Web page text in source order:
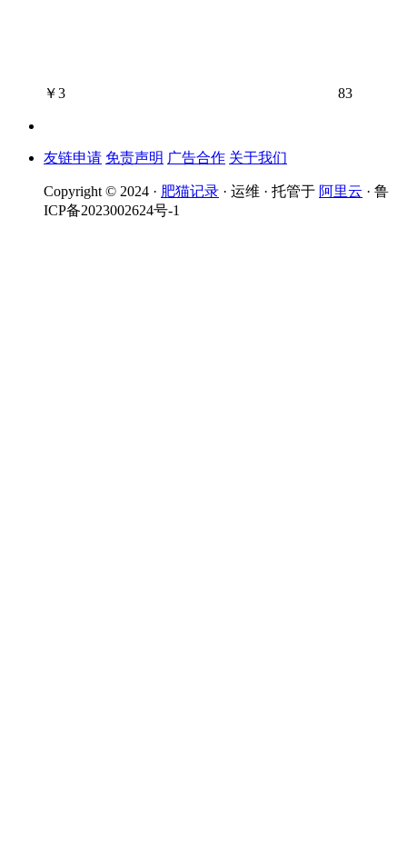
￥3 83
友链申请 免责声明 广告合作 关于我们
Copyright © 2024 · 肥猫记录 · 运维 · 托管于 阿里云 · 鲁
ICP备2023002624号-1